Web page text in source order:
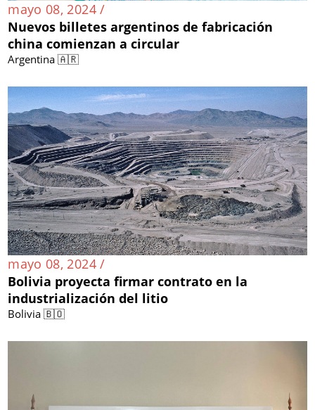
mayo 08, 2024 /
Nuevos billetes argentinos de fabricación
china comienzan a circular
Argentina 🇦🇷
mayo 08, 2024 /
Bolivia proyecta firmar contrato en la
industrialización del litio
Bolivia 🇧🇴